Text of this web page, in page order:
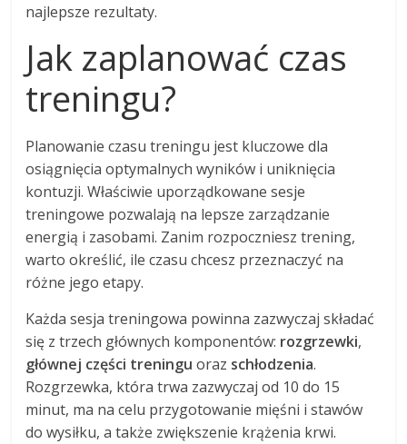
najlepsze rezultaty.
Jak zaplanować czas
treningu?
Planowanie czasu treningu jest kluczowe dla
osiągnięcia optymalnych wyników i uniknięcia
kontuzji. Właściwie uporządkowane sesje
treningowe pozwalają na lepsze zarządzanie
energią i zasobami. Zanim rozpoczniesz trening,
warto określić, ile czasu chcesz przeznaczyć na
różne jego etapy.
Każda sesja treningowa powinna zazwyczaj składać
się z trzech głównych komponentów: rozgrzewki,
głównej części treningu oraz schłodzenia.
Rozgrzewka, która trwa zazwyczaj od 10 do 15
minut, ma na celu przygotowanie mięśni i stawów
do wysiłku, a także zwiększenie krążenia krwi.